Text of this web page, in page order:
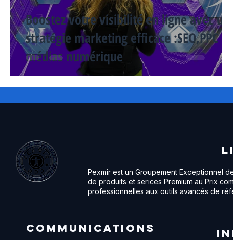
Boostez votre visibilité en ligne avec une
stratégie marketing efficace :SEO,PPC et
médias numérique
Pexmir est un Groupement Exceptionnel
de produits et serices Premium au Prix
professionnelles aux outils avancés de
Communications